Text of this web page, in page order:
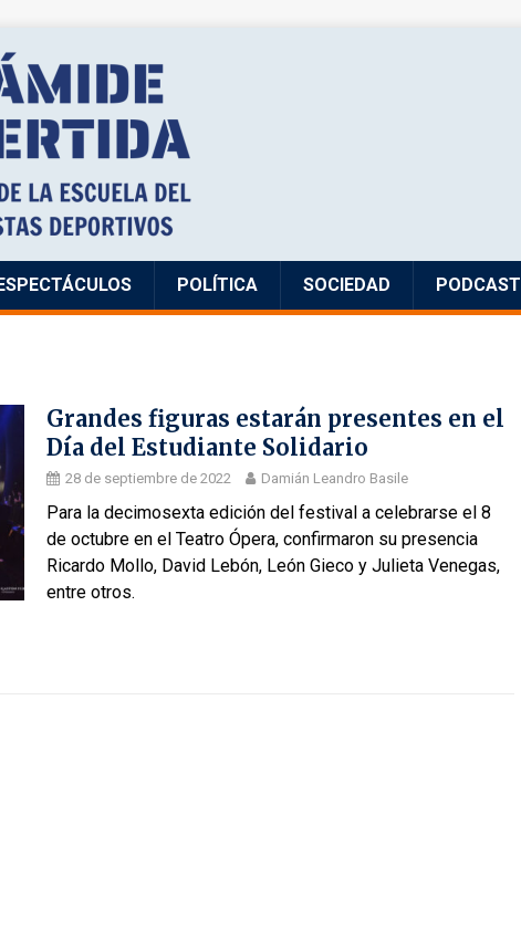
POLÍTICA SOCIEDAD PODCAST
Grandes figuras estarán presentes en el
Día del Estudiante Solidario
28 de septiembre de 2022 Damián Leandro Basile
Para la decimosexta edición del festival a celebrarse el 8
de octubre en el Teatro Ópera, confirmaron su presencia
Ricardo Mollo, David Lebón, León Gieco y Julieta Venegas,
entre otros.